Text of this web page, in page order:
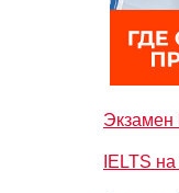
Экзамен
IELTS